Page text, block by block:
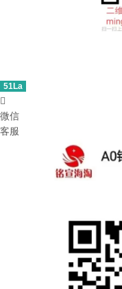
51La

微信
客服